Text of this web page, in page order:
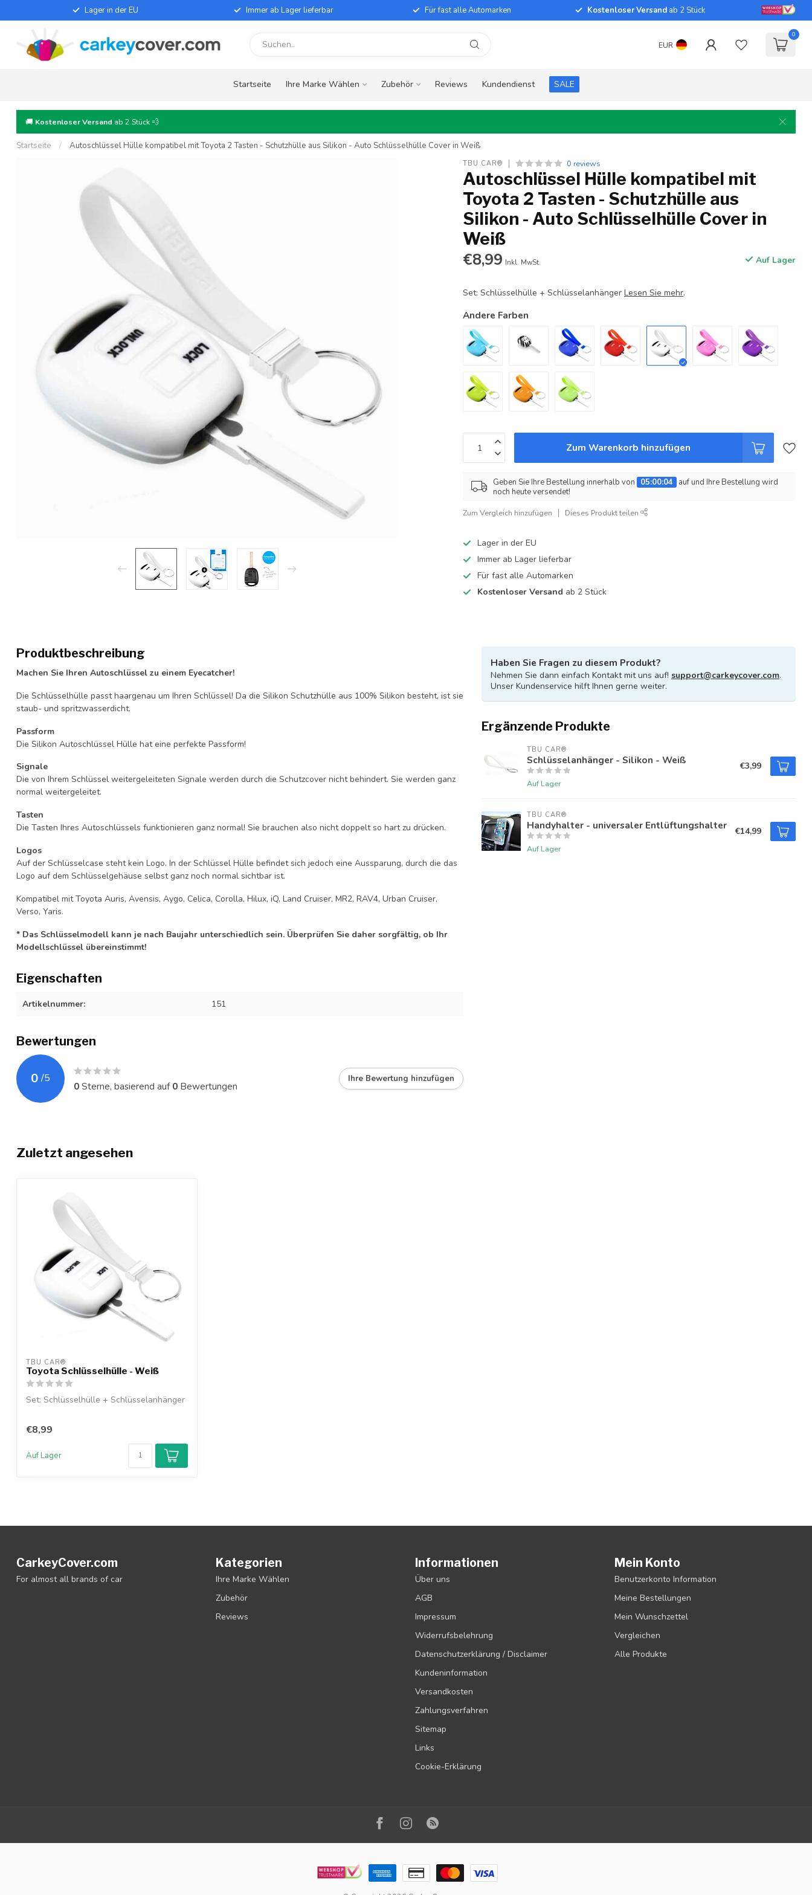
Lager in der EU Immer ab Lager lieferbar Für fast alle Automarken Kostenloser Versand ab 2 Stück
EUR
0
Startseite Ihre Marke Wählen Zubehör Reviews Kundendienst SALE
🚚 Kostenloser Versand ab 2 Stück 💨
Startseite / Autoschlüssel Hülle kompatibel mit Toyota 2 Tasten - Schutzhülle aus Silikon - Auto Schlüsselhülle Cover in Weiß
TBU CAR® 0 reviews
Autoschlüssel Hülle kompatibel mit
Toyota 2 Tasten - Schutzhülle aus
Silikon - Auto Schlüsselhülle Cover in
Weiß
€8,99 Inkl. MwSt. Auf Lager
Set: Schlüsselhülle + SchlüsselanhängerLesen Sie mehr.
Andere Farben
Zum Warenkorb hinzufügen
Geben Sie Ihre Bestellung innerhalb von 05:00:03
auf und Ihre Bestellung wird
noch heute versendet!
Zum Vergleich hinzufügen Dieses Produkt teilen
Lager in der EU
Immer ab Lager lieferbar
Für fast alle Automarken
Kostenloser Versand ab 2 Stück
Produktbeschreibung
Machen Sie Ihren Autoschlüssel zu einem Eyecatcher!
Die Schlüsselhülle passt haargenau um Ihren Schlüssel! Da die Silikon Schutzhülle aus 100% Silikon besteht, ist sie
staub- und spritzwasserdicht.
Passform
Die Silikon Autoschlüssel Hülle hat eine perfekte Passform!
Signale
Die von Ihrem Schlüssel weitergeleiteten Signale werden durch die Schutzcover nicht behindert. Sie werden ganz
normal weitergeleitet.
Tasten
Die Tasten Ihres Autoschlüssels funktionieren ganz normal! Sie brauchen also nicht doppelt so hart zu drücken.
Logos
Auf der Schlüsselcase steht kein Logo. In der Schlüssel Hülle befindet sich jedoch eine Aussparung, durch die das
Logo auf dem Schlüsselgehäuse selbst ganz noch normal sichtbar ist.
Kompatibel mit Toyota Auris, Avensis, Aygo, Celica, Corolla, Hilux, iQ, Land Cruiser, MR2, RAV4, Urban Cruiser,
Verso, Yaris.
* Das Schlüsselmodell kann je nach Baujahr unterschiedlich sein. Überprüfen Sie daher sorgfältig, ob Ihr
Modellschlüssel übereinstimmt!
Eigenschaften
Artikelnummer: 151
Bewertungen
0 /5
0Sterne, basierend auf0 Bewertungen
Ihre Bewertung hinzufügen
Haben Sie Fragen zu diesem Produkt?
Nehmen Sie dann einfach Kontakt mit uns auf! support@carkeycover.com.
Unser Kundenservice hilft Ihnen gerne weiter.
Ergänzende Produkte
TBU CAR®
Schlüsselanhänger - Silikon - Weiß
Auf Lager
€3,99
TBU CAR®
Handyhalter - universaler Entlüftungshalter
Auf Lager
€14,99
Zuletzt angesehen
TBU CAR®
Toyota Schlüsselhülle - Weiß
Set: Schlüsselhülle + Schlüsselanhänger
€8,99
Auf Lager
CarkeyCover.com
For almost all brands of car
Kategorien
Ihre Marke Wählen
Zubehör
Reviews
Informationen
Über uns
AGB
Impressum
Widerrufsbelehrung
Datenschutzerklärung / Disclaimer
Kundeninformation
Versandkosten
Zahlungsverfahren
Sitemap
Links
Cookie-Erklärung
Mein Konto
Benutzerkonto Information
Meine Bestellungen
Mein Wunschzettel
Vergleichen
Alle Produkte